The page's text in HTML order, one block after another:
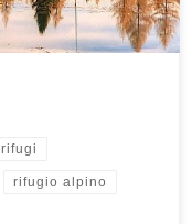
rifugi
rifugio alpino